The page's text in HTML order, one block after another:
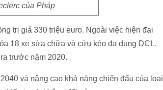
của Pháp
trị giá 330 triệu euro. Ngoài việc hiện đại
18 xe sửa chữa và cứu kéo đa dụng DCL.
trước năm 2020.
và nâng cao khả năng chiến đấu của loại